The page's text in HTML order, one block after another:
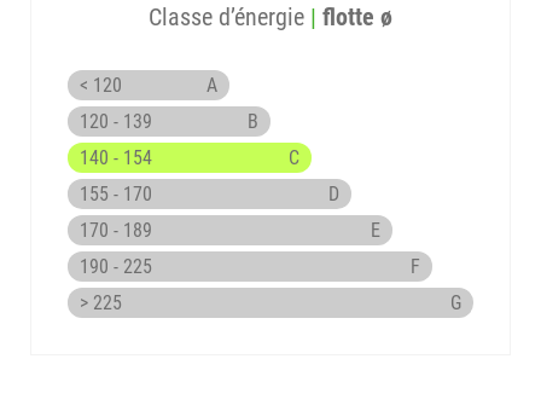
Classe d’énergie | flotte ø
< 120
A
120 - 139
B
140 - 154
C
155 - 170
D
170 - 189
E
190 - 225
F
> 225
G